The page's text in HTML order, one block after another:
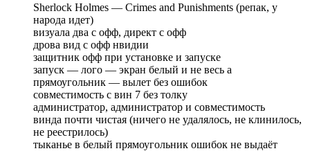
Sherlock Holmes — Crimes and Punishments (репак, у
народа идет)
визуала два с офф, директ с офф
дрова вид с офф нвидии
защитник офф при установке и запуске
запуск — лого — экран белый и не весь а
прямоугольник — вылет без ошибок
совместимость с вин 7 без толку
администратор, администратор и совместимость
винда почти чистая (ничего не удалялось, не клинилось,
не реестрилось)
тыканье в белый прямоугольник ошибок не выдаёт